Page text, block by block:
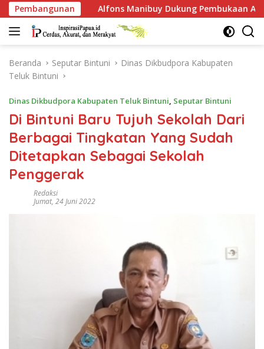
Langsung
ke
konten
Pembangunan
Manibuy Dukung Pembukaan Akses Kawasan BP, Warga
Beranda Seputar Bintuni
Dinas Dikbudpora Kabupaten
Teluk Bintuni
Dinas Dikbudpora Kabupaten Teluk Bintuni, Seputar Bintuni
Di Bintuni Baru Tujuh Sekolah Dari
Berbagai Tingkatan Yang Sudah
Ditetapkan Sebagai Sekolah
Penggerak
Redaksi
Jumat, 24 Juni 2022